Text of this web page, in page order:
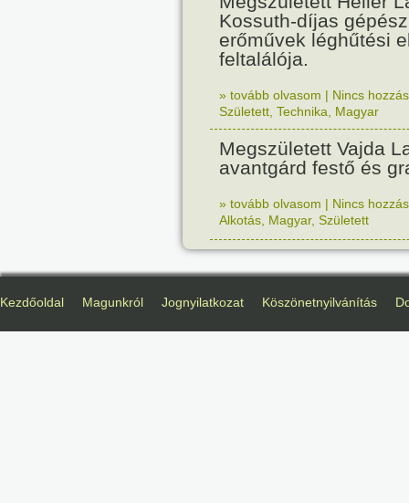
Kossuth-díjas
erőművek léghűtési
feltalálója.
» tovább olvasom | Nincs
Született Technika Magyar
Megszületett Vajda
avantgárd festő és
» tovább olvasom | Nincs
Alkotás Magyar, Született
Kezdőoldal Magunkról Jognyilatkozat Köszönetnyilvánítás